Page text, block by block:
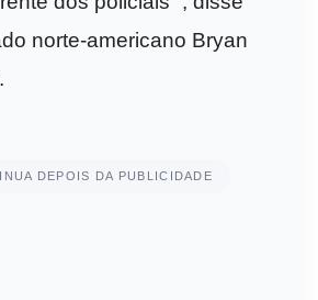
norte-americano Bryan
DEPOIS DA PUBLICIDADE